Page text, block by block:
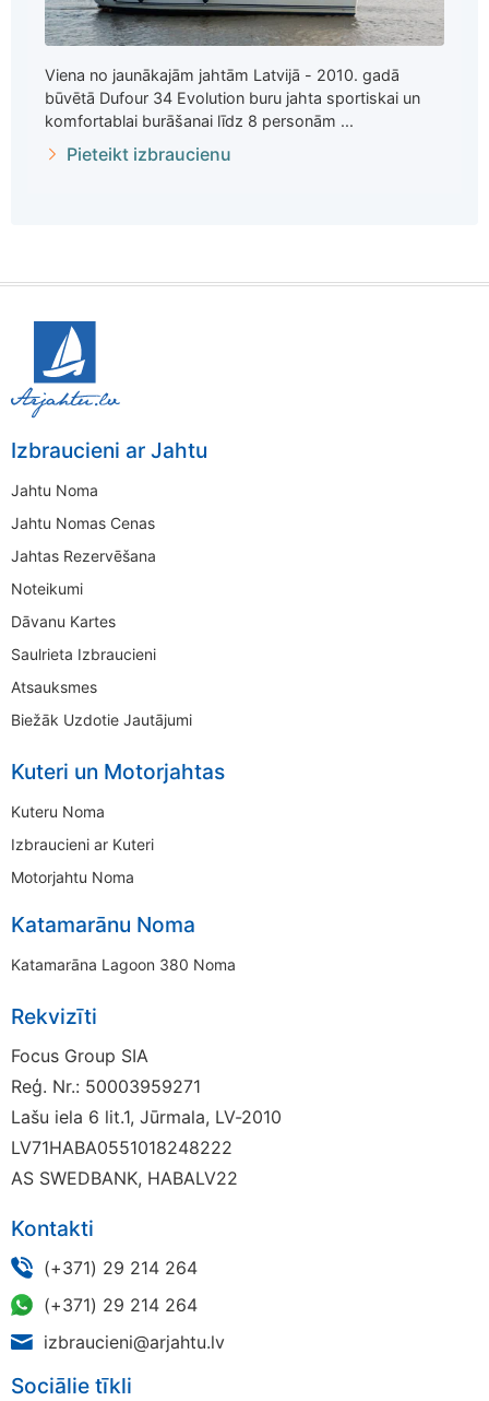
Viena no jaunākajām jahtām Latvijā - 2010. gadā
būvētā Dufour 34 Evolution buru jahta sportiskai un
komfortablai burāšanai līdz 8 personām ...
Pieteikt izbraucienu
Izbraucieni ar Jahtu
Jahtu Noma
Jahtu Nomas Cenas
Jahtas Rezervēšana
Noteikumi
Dāvanu Kartes
Saulrieta Izbraucieni
Atsauksmes
Biežāk Uzdotie Jautājumi
Kuteri un Motorjahtas
Kuteru Noma
Izbraucieni ar Kuteri
Motorjahtu Noma
Katamarānu Noma
Katamarāna Lagoon 380 Noma
Rekvizīti
Focus Group SIA
Reģ. Nr.: 50003959271
Lašu iela 6 lit.1, Jūrmala, LV-2010
LV71HABA0551018248222
AS SWEDBANK, HABALV22
Kontakti
(+371) 29 214 264
(+371) 29 214 264
izbraucieni@arjahtu.lv
Sociālie tīkli